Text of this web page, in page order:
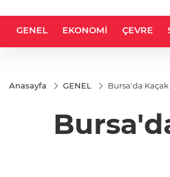
GENEL EKONOMİ ÇEVRE
Anasayfa GENEL Bursa'da